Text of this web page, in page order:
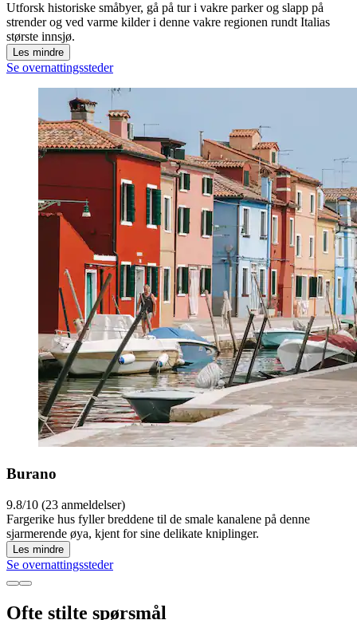
Utforsk historiske småbyer, gå på tur i vakre parker og slapp på
strender og ved varme kilder i denne vakre regionen rundt Italias
største innsjø.
Les mindre
Se overnattingssteder
Burano
9.8/10 (23 anmeldelser)
Fargerike hus fyller breddene til de smale kanalene på denne
sjarmerende øya, kjent for sine delikate kniplinger.
Les mindre
Se overnattingssteder
Ofte stilte spørsmål